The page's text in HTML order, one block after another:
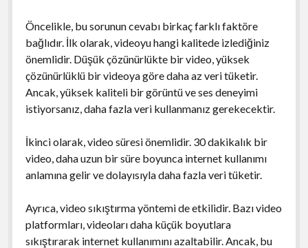
Öncelikle, bu sorunun cevabı birkaç farklı faktöre
bağlıdır. İlk olarak, videoyu hangi kalitede izlediğiniz
önemlidir. Düşük çözünürlükte bir video, yüksek
çözünürlüklü bir videoya göre daha az veri tüketir.
Ancak, yüksek kaliteli bir görüntü ve ses deneyimi
istiyorsanız, daha fazla veri kullanmanız gerekecektir.
İkinci olarak, video süresi önemlidir. 30 dakikalık bir
video, daha uzun bir süre boyunca internet kullanımı
anlamına gelir ve dolayısıyla daha fazla veri tüketir.
Ayrıca, video sıkıştırma yöntemi de etkilidir. Bazı video
platformları, videoları daha küçük boyutlara
sıkıştırarak internet kullanımını azaltabilir. Ancak, bu